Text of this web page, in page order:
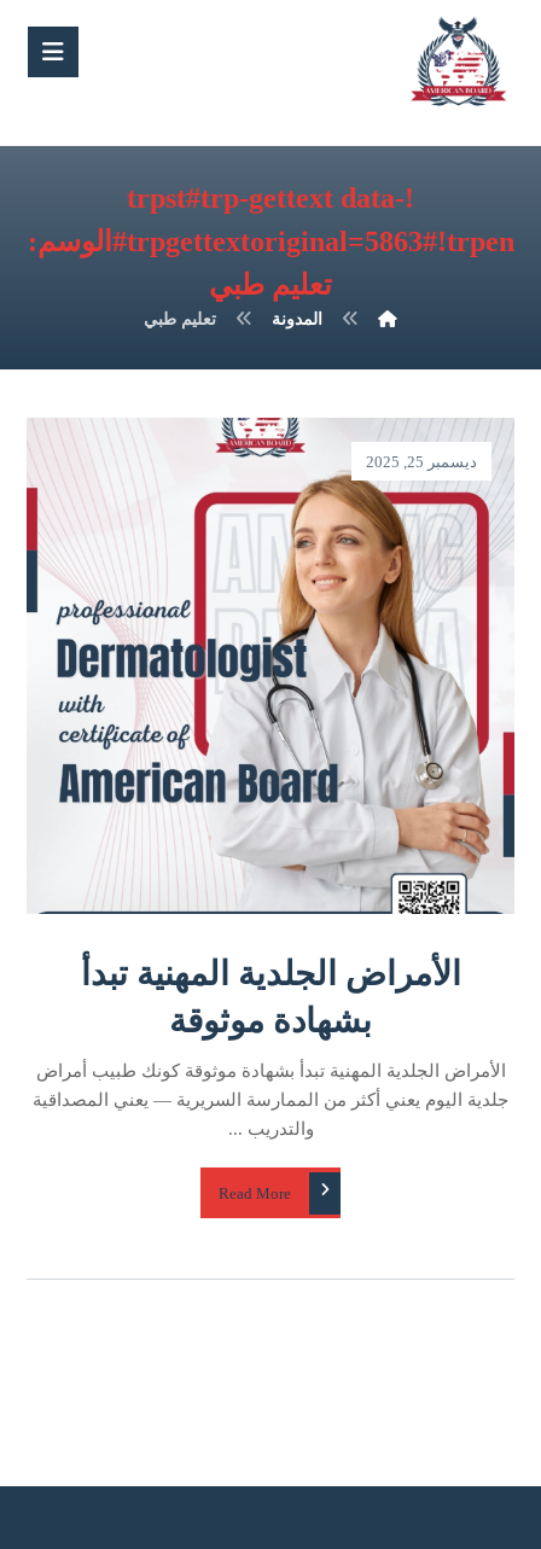
!trpst#trp-gettext data-
trpgettextoriginal=5863#!trpen#الوسم:
تعليم طبي
المدونة تعليم طبي
الأمراض الجلدية المهنية تبدأ
بشهادة موثوقة
ديسمبر 25, 2025
الأمراض الجلدية المهنية تبدأ بشهادة موثوقة كونك طبيب أمراض
جلدية اليوم يعني أكثر من الممارسة السريرية — يعني المصداقية
والتدريب ...
Read More